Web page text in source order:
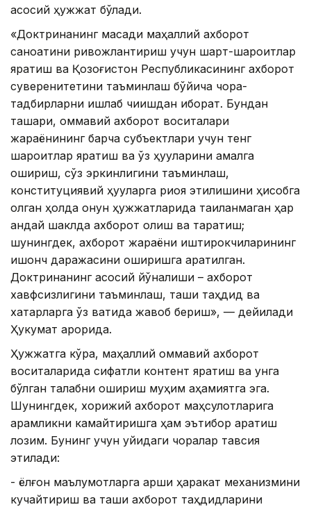
асосий ҳужжат бўлади.
«Доктринанинг мақсади маҳаллий ахборот
саноатини ривожлантириш учун шарт-шароитлар
яратиш ва Қозоғистон Республикасининг ахборот
суверенитетини таъминлаш бўйича чора-
тадбирларни ишлаб чиқишдан иборат. Бундан
ташқари, оммавий ахборот воситалари
жараёнининг барча субъектлари учун тенг
шароитлар яратиш ва ўз ҳуқуқларини амалга
ошириш, сўз эркинлигини таъминлаш,
конституциявий ҳуқуқларга риоя этилишини ҳисобга
олган ҳолда қонун ҳужжатларида тақиқланмаган ҳар
қандай шаклда ахборот олиш ва тарқатиш;
шунингдек, ахборот жараёни иштирокчиларининг
ишонч даражасини оширишга қаратилган.
Доктринанинг асосий йўналиши – ахборот
хавфсизлигини таъминлаш, ташқи таҳдид ва
хатарларга ўз вақтида жавоб бериш», — дейилади
Ҳукумат қарорида.
Ҳужжатга кўра, маҳаллий оммавий ахборот
воситаларида сифатли контент яратиш ва унга
бўлган талабни ошириш муҳим аҳамиятга эга.
Шунингдек, хорижий ахборот маҳсулотларига
қарамликни камайтиришга ҳам эътибор қаратиш
лозим. Бунинг учун қуйидаги чоралар тавсия
этилади:
- ёлғон маълумотларга қарши ҳаракат механизмини
кучайтириш ва ташқи ахборот таҳдидларини